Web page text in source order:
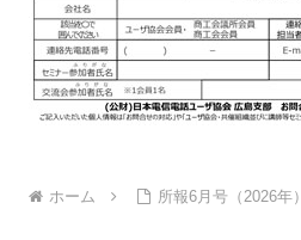
ホーム 所報6月号（2026年）